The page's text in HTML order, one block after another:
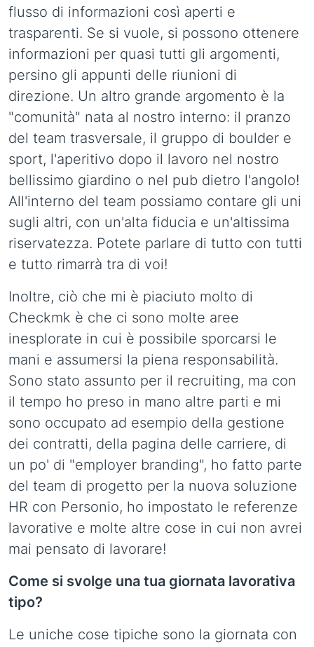
flusso di informazioni così aperti e
trasparenti. Se si vuole, si possono ottenere
informazioni per quasi tutti gli argomenti,
persino gli appunti delle riunioni di
direzione. Un altro grande argomento è la
"comunità" nata al nostro interno: il pranzo
del team trasversale, il gruppo di boulder e
sport, l'aperitivo dopo il lavoro nel nostro
bellissimo giardino o nel pub dietro l'angolo!
All'interno del team possiamo contare gli uni
sugli altri, con un'alta fiducia e un'altissima
riservatezza. Potete parlare di tutto con tutti
e tutto rimarrà tra di voi!
Inoltre, ciò che mi è piaciuto molto di
Checkmk è che ci sono molte aree
inesplorate in cui è possibile sporcarsi le
mani e assumersi la piena responsabilità.
Sono stato assunto per il recruiting, ma con
il tempo ho preso in mano altre parti e mi
sono occupato ad esempio della gestione
dei contratti, della pagina delle carriere, di
un po' di "employer branding", ho fatto parte
del team di progetto per la nuova soluzione
HR con Personio, ho impostato le referenze
lavorative e molte altre cose in cui non avrei
mai pensato di lavorare!
Come si svolge una tua giornata lavorativa
tipo?
Le uniche cose tipiche sono la giornata con